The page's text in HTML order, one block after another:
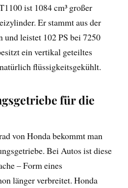
ist 1084 cm³ großer
Er stammt aus der
leistet 102 PS bei 7250
ein vertikal geteiltes
flüssigkeitsgekühlt.
für die
von Honda bekommt man
Bei Autos ist diese
– Form eines
länger verbreitet. Honda